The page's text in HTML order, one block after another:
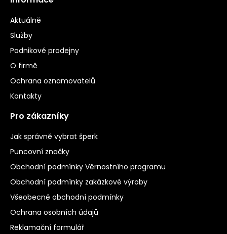
Aktuálně
Služby
Podnikové prodejny
O firmě
Ochrana oznamovatelů
Kontakty
Pro zákazníky
Jak správně vybrat šperk
Puncovní značky
Obchodní podmínky Věrnostního programu
Obchodní podmínky zakázkové výroby
Všeobecné obchodní podmínky
Ochrana osobních údajů
Reklamační formulář